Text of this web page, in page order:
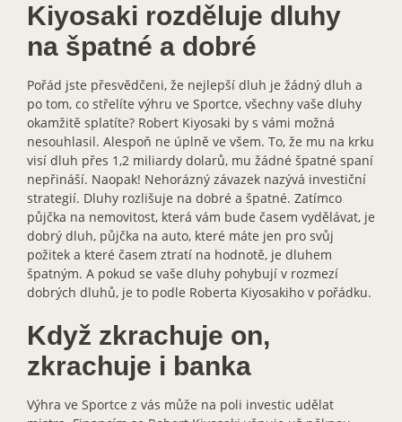
Kiyosaki rozděluje dluhy
na špatné a dobré
Pořád jste přesvědčeni, že nejlepší dluh je žádný dluh a
po tom, co střelíte výhru ve Sportce, všechny vaše dluhy
okamžitě splatíte? Robert Kiyosaki by s vámi možná
nesouhlasil. Alespoň ne úplně ve všem. To, že mu na krku
visí dluh přes 1,2 miliardy dolarů, mu žádné špatné spaní
nepřináší. Naopak! Nehorázný závazek nazývá investiční
strategií. Dluhy rozlišuje na dobré a špatné. Zatímco
půjčka na nemovitost, která vám bude časem vydělávat, je
dobrý dluh, půjčka na auto, které máte jen pro svůj
požitek a které časem ztratí na hodnotě, je dluhem
špatným. A pokud se vaše dluhy pohybují v rozmezí
dobrých dluhů, je to podle Roberta Kiyosakiho v pořádku.
Když zkrachuje on,
zkrachuje i banka
Výhra ve Sportce z vás může na poli investic udělat